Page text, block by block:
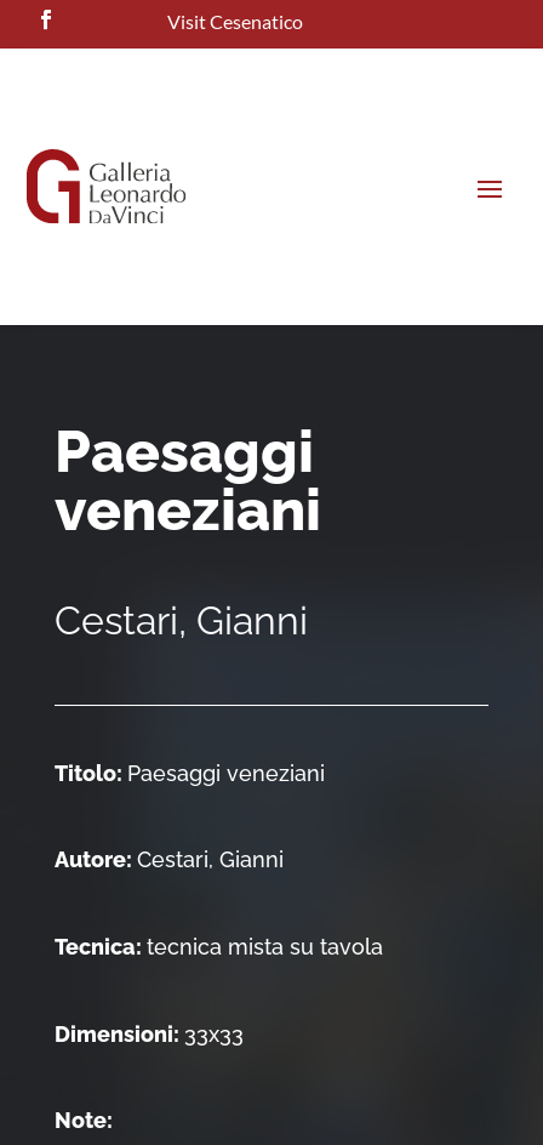
Visit Cesenatico
Paesaggi
veneziani
Cestari, Gianni
Titolo: Paesaggi veneziani
Autore: Cestari, Gianni
Tecnica: tecnica mista su tavola
Dimensioni: 33x33
Note: